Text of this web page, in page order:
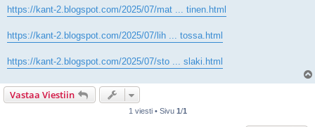
i
https://kant-2.blogspot.com/2025/07/mat ... tinen.html
https://kant-2.blogspot.com/2025/07/lih ... tossa.html
https://kant-2.blogspot.com/2025/07/sto ... slaki.html
Vastaa Viestiin
1 viesti • Sivu 1/1